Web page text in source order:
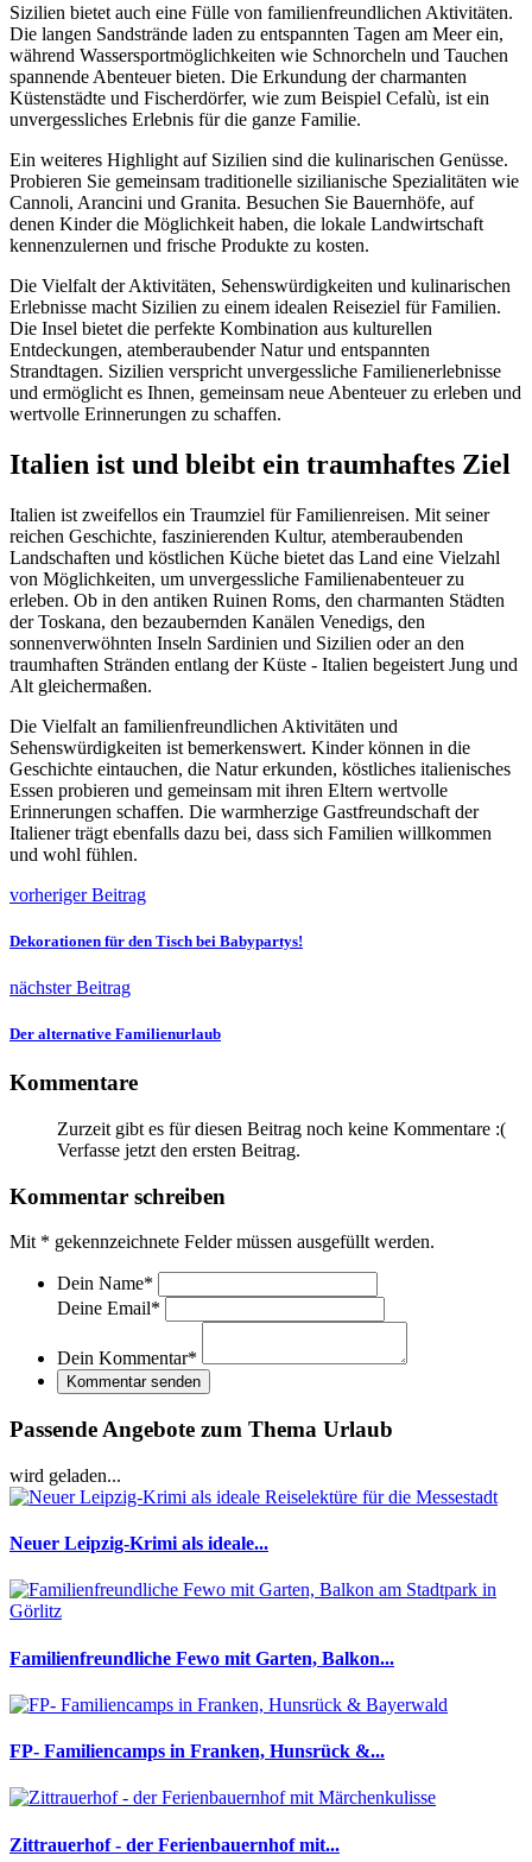
Sizilien bietet auch eine Fülle von familienfreundlichen Aktivitäten.
Die langen Sandstrände laden zu entspannten Tagen am Meer ein,
während Wassersportmöglichkeiten wie Schnorcheln und Tauchen
spannende Abenteuer bieten. Die Erkundung der charmanten
Küstenstädte und Fischerdörfer, wie zum Beispiel Cefalù, ist ein
unvergessliches Erlebnis für die ganze Familie.
Ein weiteres Highlight auf Sizilien sind die kulinarischen Genüsse.
Probieren Sie gemeinsam traditionelle sizilianische Spezialitäten wie
Cannoli, Arancini und Granita. Besuchen Sie Bauernhöfe, auf
denen Kinder die Möglichkeit haben, die lokale Landwirtschaft
kennenzulernen und frische Produkte zu kosten.
Die Vielfalt der Aktivitäten, Sehenswürdigkeiten und kulinarischen
Erlebnisse macht Sizilien zu einem idealen Reiseziel für Familien.
Die Insel bietet die perfekte Kombination aus kulturellen
Entdeckungen, atemberaubender Natur und entspannten
Strandtagen. Sizilien verspricht unvergessliche Familienerlebnisse
und ermöglicht es Ihnen, gemeinsam neue Abenteuer zu erleben und
wertvolle Erinnerungen zu schaffen.
Italien ist und bleibt ein traumhaftes Ziel
Italien ist zweifellos ein Traumziel für Familienreisen. Mit seiner
reichen Geschichte, faszinierenden Kultur, atemberaubenden
Landschaften und köstlichen Küche bietet das Land eine Vielzahl
von Möglichkeiten, um unvergessliche Familienabenteuer zu
erleben. Ob in den antiken Ruinen Roms, den charmanten Städten
der Toskana, den bezaubernden Kanälen Venedigs, den
sonnenverwöhnten Inseln Sardinien und Sizilien oder an den
traumhaften Stränden entlang der Küste - Italien begeistert Jung und
Alt gleichermaßen.
Die Vielfalt an familienfreundlichen Aktivitäten und
Sehenswürdigkeiten ist bemerkenswert. Kinder können in die
Geschichte eintauchen, die Natur erkunden, köstliches italienisches
Essen probieren und gemeinsam mit ihren Eltern wertvolle
Erinnerungen schaffen. Die warmherzige Gastfreundschaft der
Italiener trägt ebenfalls dazu bei, dass sich Familien willkommen
und wohl fühlen.
vorheriger Beitrag
Dekorationen für den Tisch bei Babypartys!
nächster Beitrag
Der alternative Familienurlaub
Kommentare
Zurzeit gibt es für diesen Beitrag noch keine Kommentare :(
Verfasse jetzt den ersten Beitrag.
Kommentar schreiben
Mit * gekennzeichnete Felder müssen ausgefüllt werden.
Dein Name*
Deine Email*
Dein Kommentar*
Kommentar senden
Passende Angebote zum Thema Urlaub
wird geladen...
Neuer Leipzig-Krimi als ideale...
Familienfreundliche Fewo mit Garten, Balkon...
FP- Familiencamps in Franken, Hunsrück &...
Zittrauerhof - der Ferienbauernhof mit...